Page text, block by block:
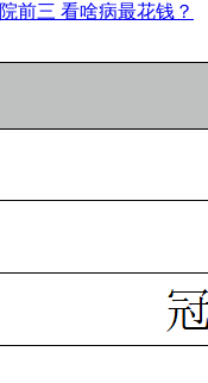
前三 看啥病最花钱？